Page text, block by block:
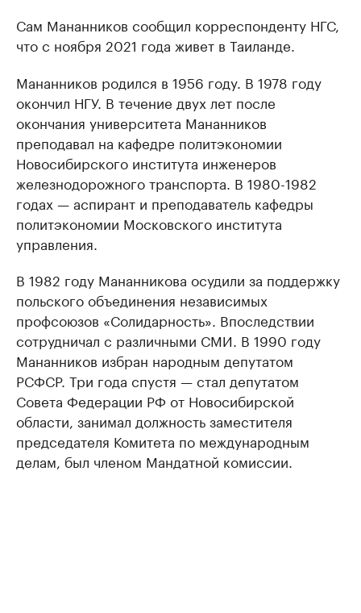
Сам Мананников сообщил корреспонденту НГС,
что с ноября 2021 года живет в Таиланде.
Мананников родился в 1956 году. В 1978 году
окончил НГУ. В течение двух лет после
окончания университета Мананников
преподавал на кафедре политэкономии
Новосибирского института инженеров
железнодорожного транспорта. В 1980-1982
годах — аспирант и преподаватель кафедры
политэкономии Московского института
управления.
В 1982 году Мананникова осудили за поддержку
польского объединения независимых
профсоюзов «Солидарность». Впоследствии
сотрудничал с различными СМИ. В 1990 году
Мананников избран народным депутатом
РСФСР. Три года спустя — стал депутатом
Совета Федерации РФ от Новосибирской
области, занимал должность заместителя
председателя Комитета по международным
делам, был членом Мандатной комиссии.